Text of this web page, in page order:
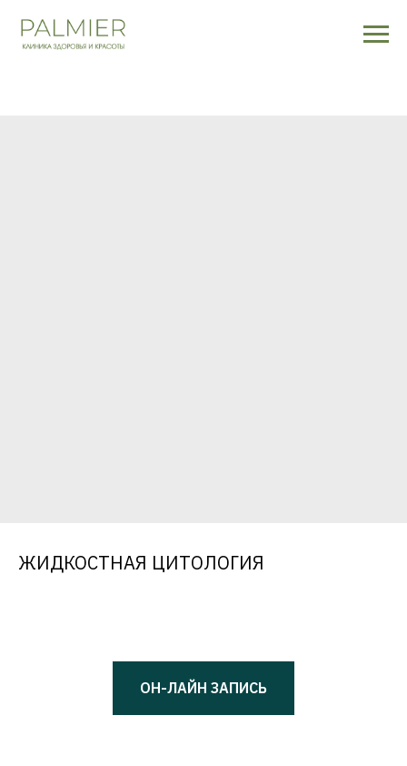
ЖИДКОСТНАЯ ЦИТОЛОГИЯ
ОН-ЛАЙН ЗАПИСЬ